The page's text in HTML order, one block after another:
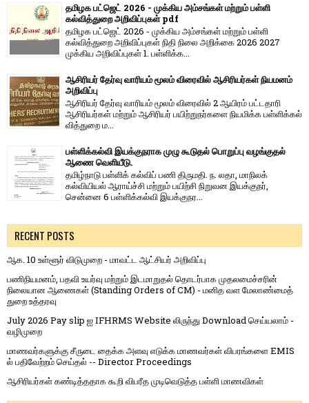
தமிழக பட்ஜெட் 2026 - முக்கிய அம்சங்கள் மற்றும் பள்ளி
கல்வித்துறை அறிவிப்புகள் pdf
தமிழக பட்ஜெட் 2026 - முக்கிய அம்சங்கள் மற்றும் பள்ளி
கல்வித்துறை அறிவிப்புகள் நிதி நிலை அறிக்கை 2026 2027
முக்கிய அறிவிப்புகள் 1. பள்ளிக்க...
ஆசிரியர் தேர்வு வாரியம் மூலம் விரைவில் ஆசிரியர்கள் நியமனம்
அறிவிப்பு
ஆசிரியர் தேர்வு வாரி​யம் மூலம் விரை​வில் 2 ஆயிரம் பட்​ட​தாரி
ஆசிரியர்​கள் மற்​றும் ஆசிரியர் பயிற்றுநர்​களை நியமிக்க பள்​ளிக்​கல்​
வித்​துறை ம...
பள்ளிக்கல்வி இயக்குநராக முழு கூடுதல் பொறுப்பு வழங்குதல்
ஆணை வெளியீடு.
தமிழ்நாடு பள்ளிக் கல்விப் பணி திருமதி. ந. லதா, மாநிலக்
கல்வியியல் ஆராய்ச்சி மற்றும் பயிற்சி நிறுவன இயக்குநர்,
சென்னை 6 பள்ளிக்கல்வி இயக்குநர...
RECENT POSTS
ஆக. 10 உள்ளூர் விடுமுறை - மாவட்ட ஆட்சியர் அறிவிப்பு
பணிநியமனம், பதவி உயர்வு மற்றும் இடமாறுதல் தொடர்பாக முதலமைச்சரின்
நிலையான ஆணைகள் (Standing Orders of CM) - மனித வள மேலாண்மைத்
துறை உத்தரவு
July 2026 Pay slip ஐ IFHRMS Website லிருந்து Download செய்யலாம் -
வழிமுறை
மாணவர்களுக்கு சீருடை தைக்க அளவு எடுக்க மாணவர்கள் விபரங்களை EMIS
ல் பதிவேற்றம் செய்தல் -- Director Proceedings
ஆசிரியர்கள் கண்டித்ததாக கூறி விபரீத முடிவெடுத்த பள்ளி மாணவிகள்